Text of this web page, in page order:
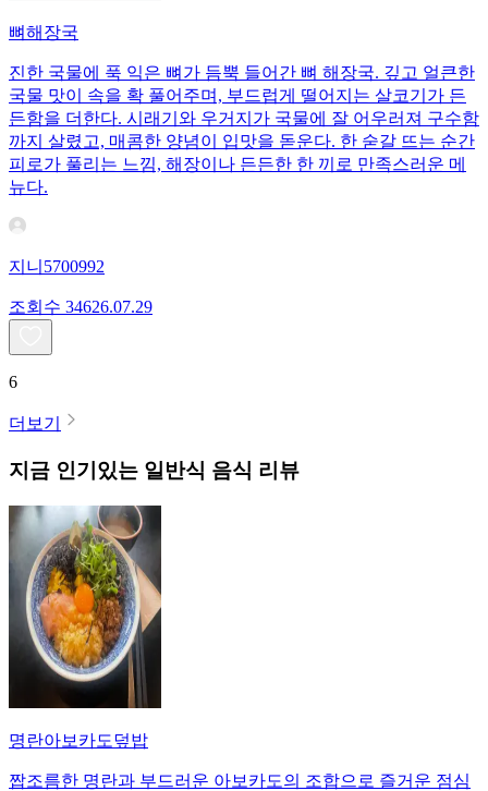
뼈해장국
진한 국물에 푹 익은 뼈가 듬뿍 들어간 뼈 해장국. 깊고 얼큰한
국물 맛이 속을 확 풀어주며, 부드럽게 떨어지는 살코기가 든
든함을 더한다. 시래기와 우거지가 국물에 잘 어우러져 구수함
까지 살렸고, 매콤한 양념이 입맛을 돋운다. 한 숟갈 뜨는 순간
피로가 풀리는 느낌, 해장이나 든든한 한 끼로 만족스러운 메
뉴다.
지니5700992
조회수 34626.07.29
6
더보기
지금 인기있는 일반식 음식 리뷰
명란아보카도덮밥
짭조름한 명란과 부드러운 아보카도의 조합으로 즐거운 점심